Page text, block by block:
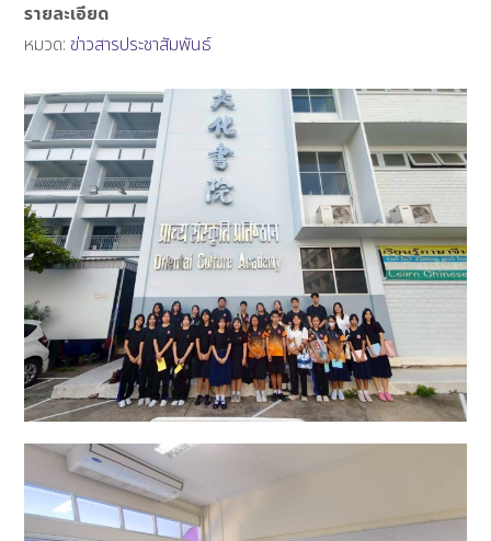
รายละเอียด
หมวด:ข่าวสารประชาสัมพันธ์